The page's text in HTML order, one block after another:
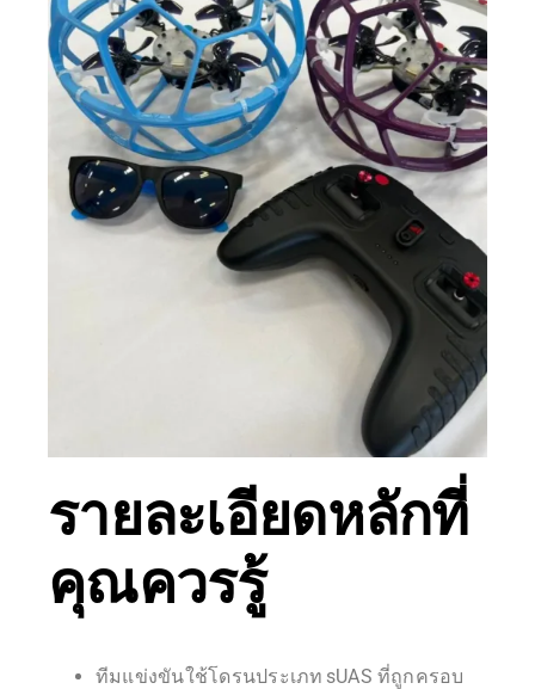
รายละเอียดหลักที่
คุณควรรู้
ทีมแข่งขันใช้โดรนประเภท sUAS ที่ถูกครอบ